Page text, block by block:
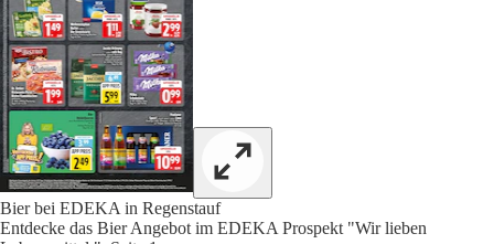
Bier bei EDEKA in Regenstauf
Entdecke das Bier Angebot im EDEKA Prospekt "Wir lieben